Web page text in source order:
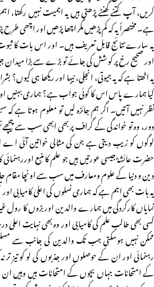
کریں، آپ کتنے گھنٹے پڑھتی ہیں یہ اہمیت نہیں رکھتا،
ہے۔ مختصراً یہ کہ کم پڑھیں مگر اچھا پڑھیں اور اچھی
یہ سارے نتائج قابل تعریف ہیں۔ اور اس بات کا
اور صحیح رخ پر کوشش کی جائے تو بڑے سے بڑا میدان
یہ اٹھتا ہے کہ یہ جیوتی، انجلی، نیہا اور ریکھا ہی کیوں؟
کیا ہمارے پاس اس کا کوئی جواب ہے؟ ہماری بہنیں
نظر نہیں آتیں۔ اگر ہم جائزہ لیں تو معلوم ہوتا
دور، وہ تو خواندگی کے گراف پر بھی ابھی سب سے
لوگوں کو زیب دیتی ہے جن کی مثالی خواتین آئی اے
حضرت عائشہؓ جیسی عورتیں ہیں جو علم کا منبع
دین و دنیا کے علوم ومعارف میں سب سے اونچا مقام
یہ بات بھی اہم ہے کہ ہماری نسلوں کی اعلیٰ کامیابی
نمایاں کارکردگی میں ہمارے والدین اور بڑوں کا رول
کسی بھی طالب علم کی کامیابی اور وہ بھی نہایت
ممکن نہیں ہوسکتی جب تک والدین کی جانب سے
رہنمائی اور ان کے حوصلوں اور جذبوں کی لو کو تیز
کے امتحانات جہاں بچوں کے امتحانات ہیں وہیں